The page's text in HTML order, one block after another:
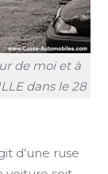
de moi et à
dans le 28
d’une ruse